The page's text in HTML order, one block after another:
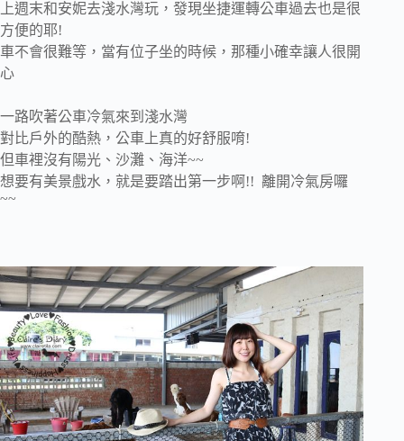
上週末和安妮去淺水灣玩，發現坐捷運轉公車過去也是很
方便的耶!
車不會很難等，當有位子坐的時候，那種小確幸讓人很開
心
一路吹著公車冷氣來到淺水灣
對比戶外的酷熱，公車上真的好舒服唷!
但車裡沒有陽光、沙灘、海洋~~
想要有美景戲水，就是要踏出第一步啊!! 離開冷氣房囉
~~